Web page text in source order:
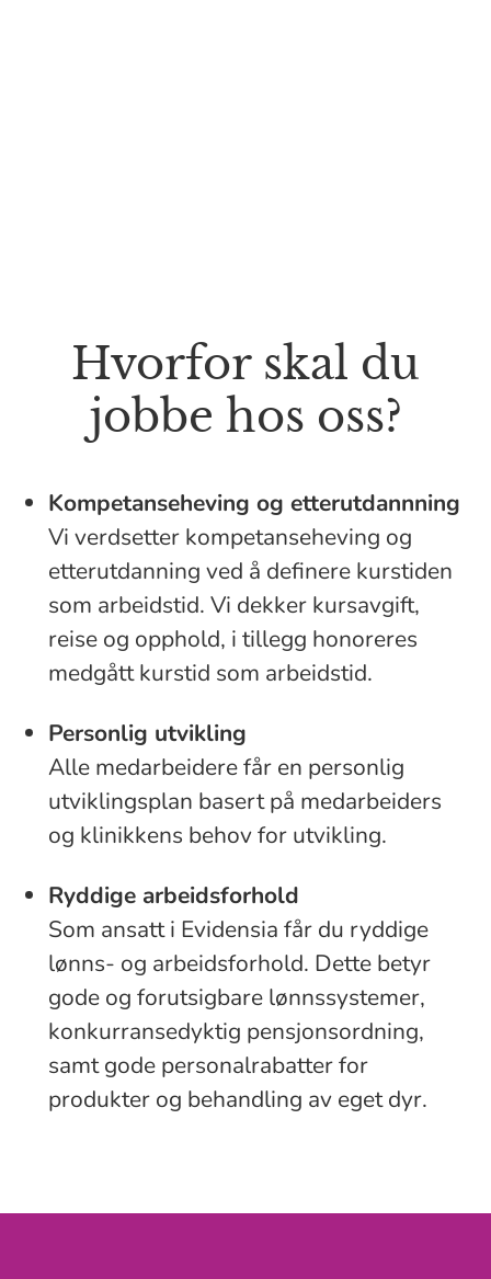
Hvorfor skal du
jobbe hos oss?
Kompetanseheving og etterutdannning
Vi verdsetter kompetanseheving og
etterutdanning ved å definere kurstiden
som arbeidstid. Vi dekker kursavgift,
reise og opphold, i tillegg honoreres
medgått kurstid som arbeidstid.
Personlig utvikling
Alle medarbeidere får en personlig
utviklingsplan basert på medarbeiders
og klinikkens behov for utvikling.
Ryddige arbeidsforhold
Som ansatt i Evidensia får du ryddige
lønns- og arbeidsforhold. Dette betyr
gode og forutsigbare lønnssystemer,
konkurransedyktig pensjonsordning,
samt gode personalrabatter for
produkter og behandling av eget dyr.